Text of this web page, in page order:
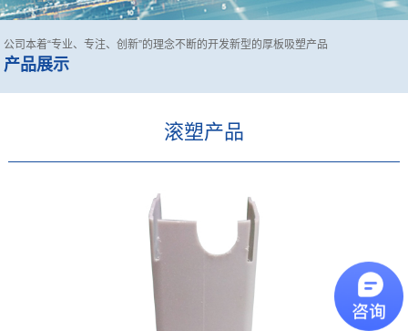
公司本着“专业、专注、创新”的理念不断的开发新型的厚板吸塑产品
产品展示
滚塑产品